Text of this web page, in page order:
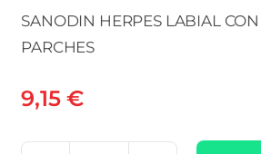
SANODIN HERPES LABIAL
PARCHES
9,15€